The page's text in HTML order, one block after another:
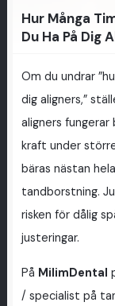
Hur Många
Du Ha På Dig
Om du undrar
dig aligners,”
aligners
kraft under
bäras nästan
tandborstning.
risken för dålig
justeringar.
På MilimDental
/ specialist på